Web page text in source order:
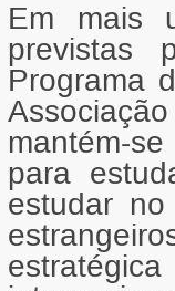
Em mais
previstas
Programa
mantém-
para
estudar